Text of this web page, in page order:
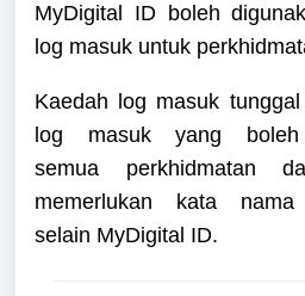
MyDigital
ID boleh
log masuk untuk
Kaedah log masuk
log masuk yang
semua perkhidmatan
memerlukan kata
selain MyDigital ID.